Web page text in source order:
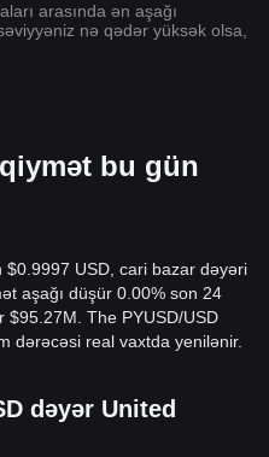
arasında ən aşağı
nə qədər yüksək olsa,
qiymət bu gün
$0.9997 USD, cari bazar dəyəri
aşağı düşür 0.00% son 24
$95.27M. The PYUSD/USD
dərəcəsi real vaxtda yenilənir.
dəyər United